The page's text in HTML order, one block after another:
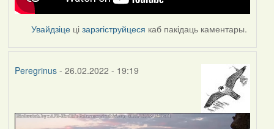
Увайдзіце цізарэгіструйцеся каб пакідаць каментары.
Peregrinus- 26.02.2022 - 19:19